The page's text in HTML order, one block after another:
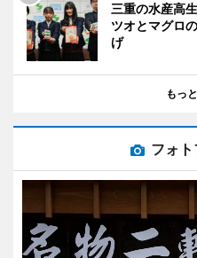
三重の水産高
ツオとマグロ
げ
もっ
フォ